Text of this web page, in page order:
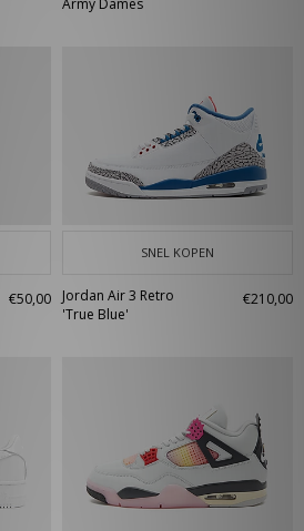
Army Dames
€50,00
SNEL KOPEN
Jordan Air 3 Retro
'True Blue'
€210,00